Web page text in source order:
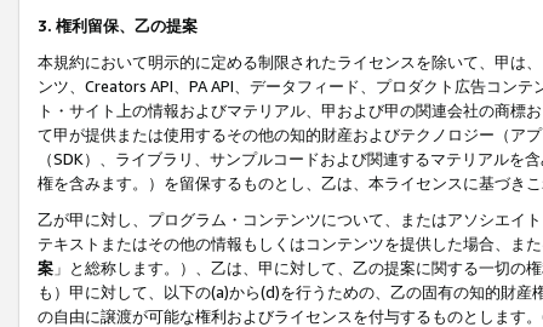
3. 権利留保、乙の提案
本規約において明示的に定める制限されたライセンスを除いて、甲は
ンツ、Creators API、PA API、データフィード、プロダクト広告コン
ト・サイト上の情報およびマテリアル、甲および甲の関連会社の商
て甲が提供または使用するその他の知的財産およびテクノロジー（ア
（SDK）、ライブラリ、サンプルコードおよび関連するマテリアル
権を含みます。）を留保するものとし、乙は、本ライセンスに基づき
乙が甲に対し、プログラム・コンテンツについて、またはアソシエイ
テキストまたはその他の情報もしくはコンテンツを提供した場合、ま
案 」と総称します。）、乙は、甲に対して、乙の提案に関する一切
も）甲に対して、以下の(a)から(d)を行うための、乙の固有の知的財
の自由に譲渡が可能な権利およびライセンスを付与するものとします